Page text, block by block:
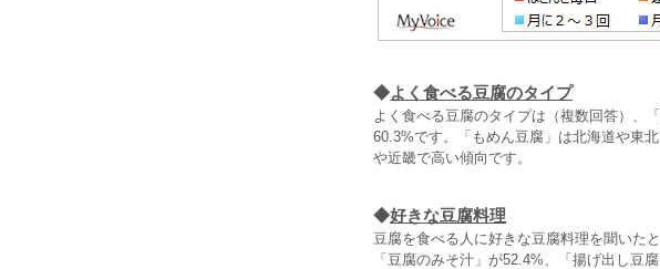
◆よく食べる豆腐のタイプ
よく食べる豆腐のタイプは（複数回答）、
60.3%です。「もめん豆腐」は北海道や東
や近畿で高い傾向です。
◆好きな豆腐料理
豆腐を食べる人に好きな豆腐料理を聞いた
「豆腐のみそ汁」が52.4%、「揚げ出し豆